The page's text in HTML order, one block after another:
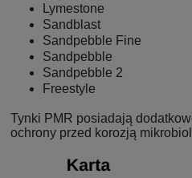
Lymestone
Sandblast
Sandpebble Fine
Sandpebble
Sandpebble 2
Freestyle
Tynki PMR posiadają
ochrony przed korozją